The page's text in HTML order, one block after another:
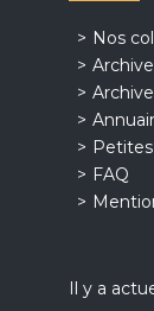
Nos
FAQ
Il y a